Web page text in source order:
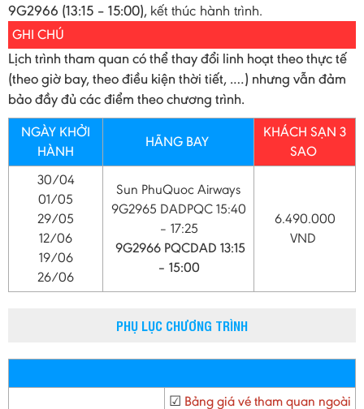
9G2966 (13:15 – 15:00), kết thúc hành trình.
GHI CHÚ
Lịch trình tham quan có thể thay đổi linh hoạt theo thực tế
(theo giờ bay, theo điều kiện thời tiết, .…) nhưng vẫn đảm
bảo đầy đủ các điểm theo chương trình.
NGÀY KHỞI
HÀNH
HÃNG BAY
KHÁCH SẠN 3
SAO
30/04
01/05
29/05
12/06
19/06
26/06
Sun PhuQuoc Airways
9G2965 DADPQC 15:40
– 17:25
9G2966 PQCDAD 13:15
– 15:00
6.490.000
VND
PHỤ LỤC CHƯƠNG TRÌNH
☑ Bảng giá vé tham quan ngoài